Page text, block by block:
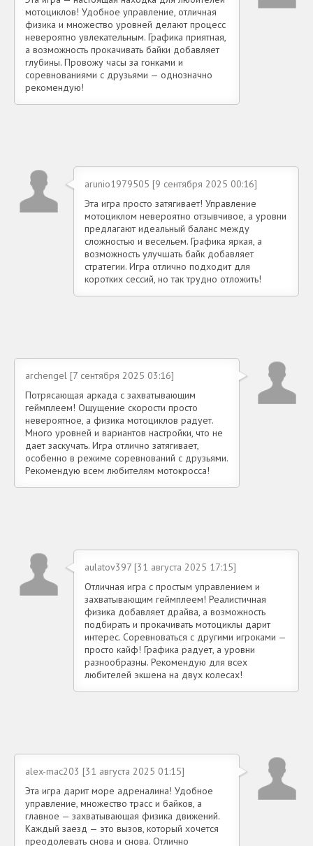
мотоциклов! Удобное управление, отличная
физика и множество уровней делают процесс
невероятно увлекательным. Графика приятная,
а возможность прокачивать байки добавляет
глубины. Провожу часы за гонками и
соревнованиями с друзьями — однозначно
рекомендую!
arunio1979505 [9 сентября 2025 00:16]
Эта игра просто затягивает! Управление
мотоциклом невероятно отзывчивое, а уровни
предлагают идеальный баланс между
сложностью и весельем. Графика яркая, а
возможность улучшать байк добавляет
стратегии. Игра отлично подходит для
коротких сессий, но так трудно отложить!
archengel [7 сентября 2025 03:16]
Потрясающая аркада с захватывающим
геймплеем! Ощущение скорости просто
невероятное, а физика мотоциклов радует.
Много уровней и вариантов настройки, что не
дает заскучать. Игра отлично затягивает,
особенно в режиме соревнований с друзьями.
Рекомендую всем любителям мотокросса!
aulatov397 [31 августа 2025 17:15]
Отличная игра с простым управлением и
захватывающим геймплеем! Реалистичная
физика добавляет драйва, а возможность
подбирать и прокачивать мотоциклы дарит
интерес. Соревноваться с другими игроками —
просто кайф! Графика радует, а уровни
разнообразны. Рекомендую для всех
любителей экшена на двух колесах!
alex-mac203 [31 августа 2025 01:15]
Эта игра дарит море адреналина! Удобное
управление, множество трасс и байков, а
главное — захватывающая физика движений.
Каждый заезд — это вызов, который хочется
преодолевать снова и снова. Отлично